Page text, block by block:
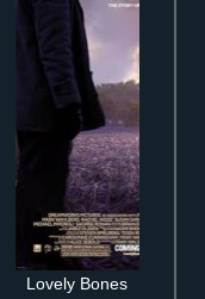
Lovely Bones